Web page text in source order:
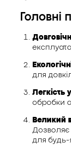
Головні
для
Легкість
обробки
Великий
Дозволяє
для будь-